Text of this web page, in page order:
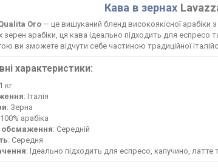
Кава в зернах
Oro — це вишуканий бленд високоякісної арабіки
зерен арабіки, ця кава ідеально підходить для
ви зможете відчути себе частиною традиційної
характеристики:
кг
: Італія
: Зерна
арабіка
обсмаження: Середній
: Середня
: Ідеально підходить для еспресо, капучино, латте